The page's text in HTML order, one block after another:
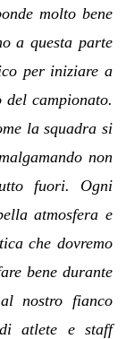
molto bene
a questa parte
per iniziare a
del campionato.
la squadra si
non
fuori. Ogni
atmosfera e
che dovremo
bene durante
nostro fianco
di atlete e staff